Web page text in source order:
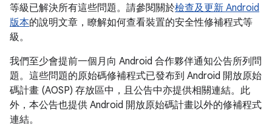
等級已解決所有這些問題。請參閱關於檢查及更新 Android
版本的說明文章，瞭解如何查看裝置的安全性修補程式等
級。
我們至少會提前一個月向 Android 合作夥伴通知公告所列問
題。這些問題的原始碼修補程式已發布到 Android 開放原始
碼計畫 (AOSP) 存放區中，且公告中亦提供相關連結。此
外，本公告也提供 Android 開放原始碼計畫以外的修補程式
連結。